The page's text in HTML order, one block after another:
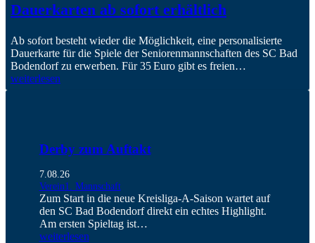
Dauerkarten ab sofort erhältlich
Ab sofort besteht wieder die Möglichkeit, eine personalisierte
Dauerkarte für die Spiele der Seniorenmannschaften des SC Bad
Bodendorf zu erwerben. Für 35 Euro gibt es freien…
weiterlesen
Derby zum Auftakt
7.08.26
Verein1. Mannschaft
Zum Start in die neue Kreisliga-A-Saison wartet auf
den SC Bad Bodendorf direkt ein echtes Highlight.
Am ersten Spieltag ist…
weiterlesen